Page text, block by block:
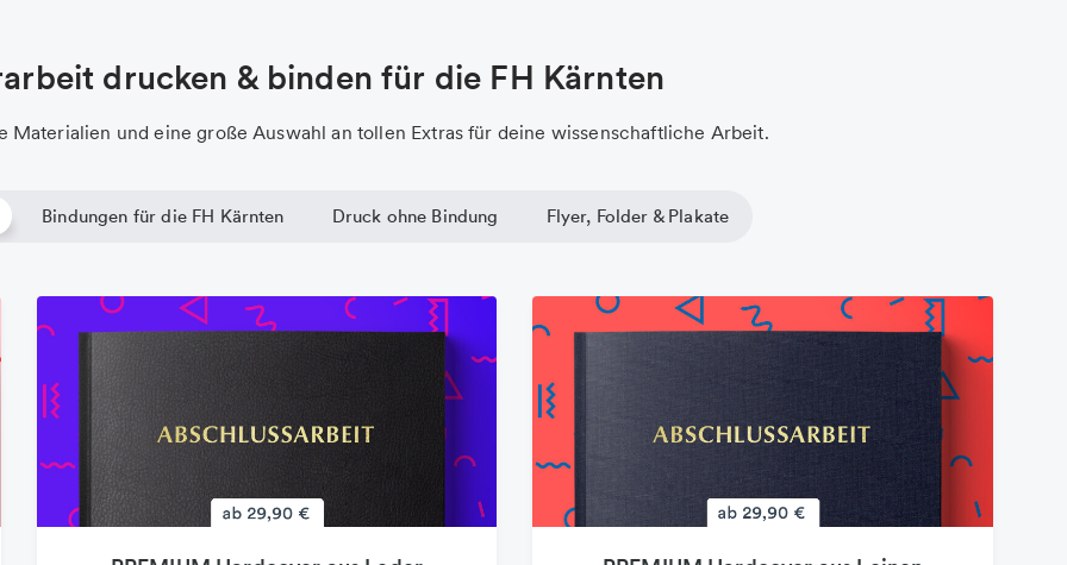
drucken & binden für die FH Kärnten
Materialien und eine große Auswahl an tollen Extras für deine wissenschaftliche Arbeit.
Bindungen für die FH Kärnten Druck ohne Bindung Flyer, Folder & Plakate